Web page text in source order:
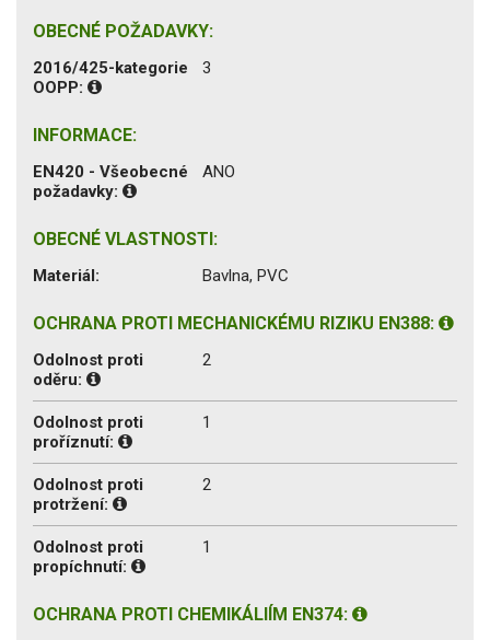
OBECNÉ POŽADAVKY:
2016/425-kategorie
OOPP:
3
INFORMACE:
EN420 - Všeobecné
požadavky:
ANO
OBECNÉ VLASTNOSTI:
Materiál: Bavlna, PVC
OCHRANA PROTI MECHANICKÉMU RIZIKU EN388:
Odolnost proti
oděru:
2
Odolnost proti
proříznutí:
1
Odolnost proti
protržení:
2
Odolnost proti
propíchnutí:
1
OCHRANA PROTI CHEMIKÁLIÍM EN374: